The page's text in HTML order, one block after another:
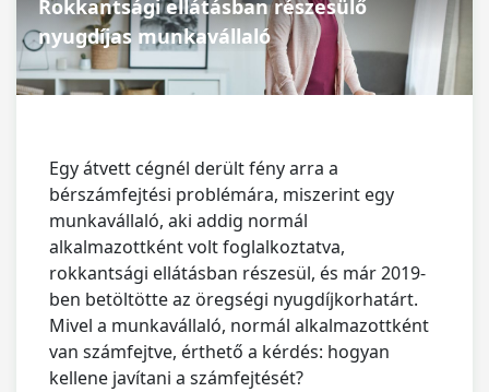
Rokkantsági ellátásban részesülő
nyugdíjas munkavállaló
Egy átvett cégnél derült fény arra a
bérszámfejtési problémára, miszerint egy
munkavállaló, aki addig normál
alkalmazottként volt foglalkoztatva,
rokkantsági ellátásban részesül, és már 2019-
ben betöltötte az öregségi nyugdíjkorhatárt.
Mivel a munkavállaló, normál alkalmazottként
van számfejtve, érthető a kérdés: hogyan
kellene javítani a számfejtését?